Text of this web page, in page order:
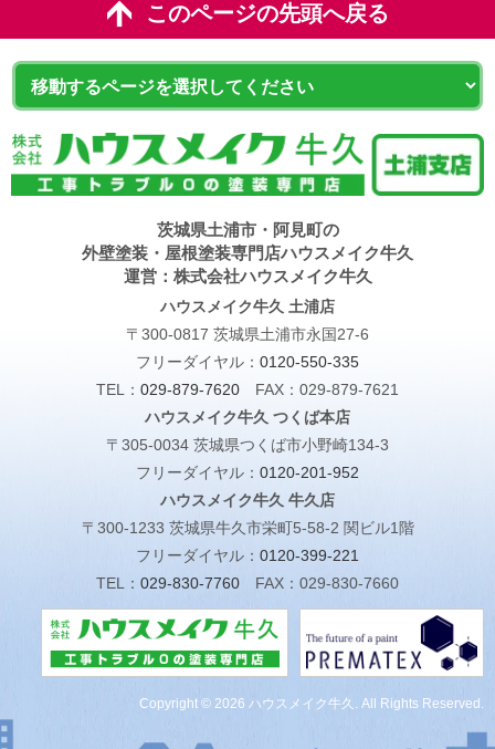
このページの先頭へ戻る
茨城県土浦市・阿見町の
外壁塗装・屋根塗装専門店ハウスメイク牛久
運営：株式会社ハウスメイク牛久
ハウスメイク牛久 土浦店
〒300-0817 茨城県土浦市永国27-6
フリーダイヤル： 0120-550-335
TEL： 029-879-7620 FAX：029-879-7621
ハウスメイク牛久 つくば本店
〒305-0034 茨城県つくば市小野崎134-3
フリーダイヤル： 0120-201-952
ハウスメイク牛久 牛久店
〒300-1233 茨城県牛久市栄町5-58-2 関ビル1階
フリーダイヤル： 0120-399-221
TEL： 029-830-7760 FAX：029-830-7660
Copyright © 2026 ハウスメイク牛久. All Rights Reserved.